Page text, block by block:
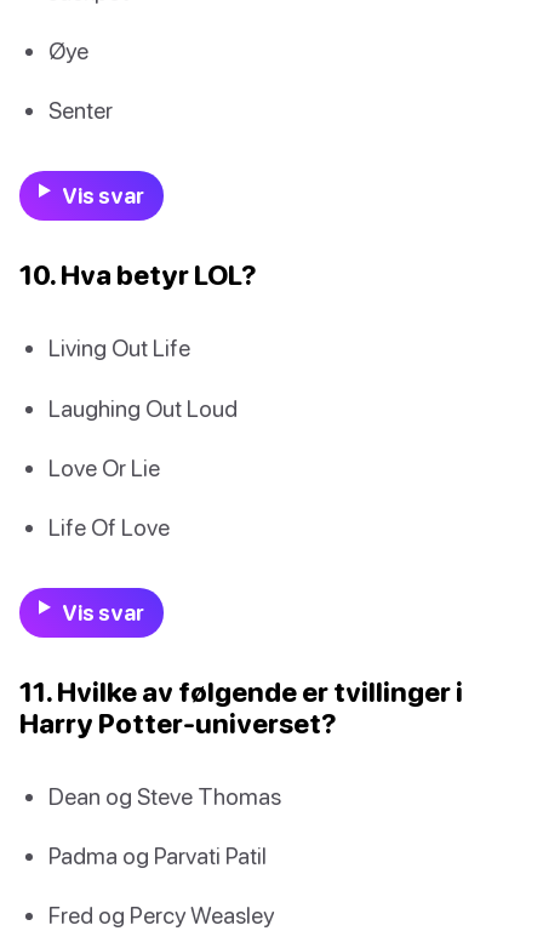
Øye
Senter
Vis svar
10. Hva betyr LOL?
Living Out Life
Laughing Out Loud
Love Or Lie
Life Of Love
Vis svar
11. Hvilke av følgende er tvillinger i
Harry Potter-universet?
Dean og Steve Thomas
Padma og Parvati Patil
Fred og Percy Weasley